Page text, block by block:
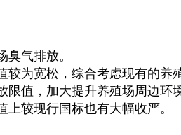
气排放。
较为宽松，综合考虑现有的
限值，加大提升养殖场周边环
较现行国标也有大幅收严。